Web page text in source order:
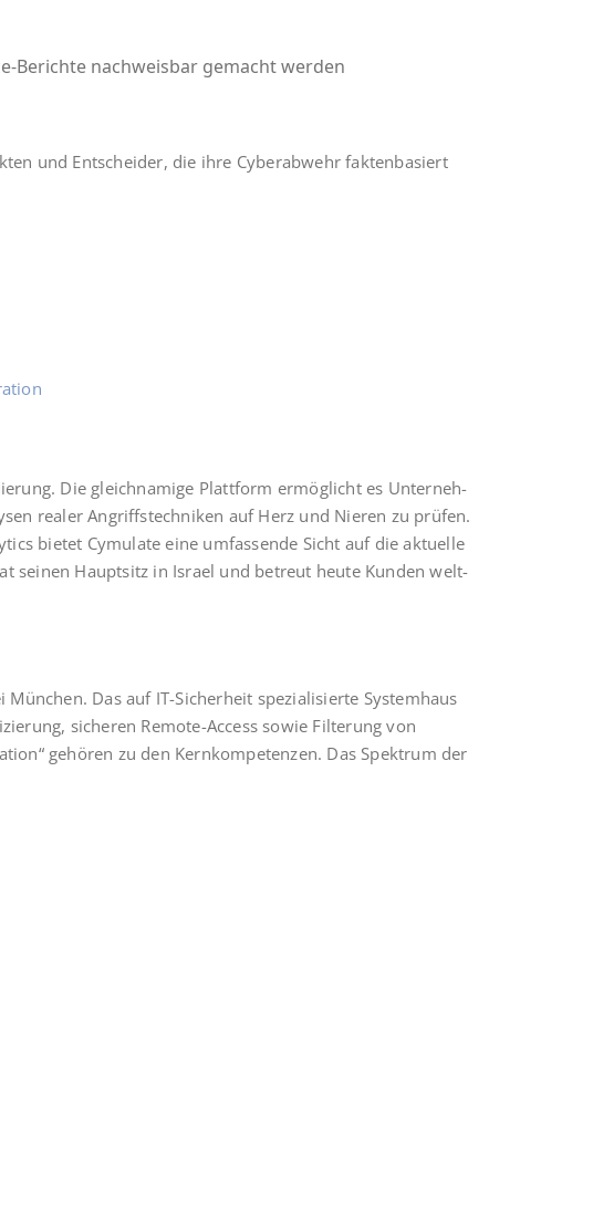
Berich­te nach­weis­bar gemacht werden
und Ent­schei­der, die ihre Cyber­ab­wehr fak­ten­ba­siert
Die gleich­na­mi­ge Platt­form ermög­licht es Unter­neh­
rea­ler Angriffs­tech­ni­ken auf Herz und Nie­ren zu prü­fen.
bie­tet Cymu­la­te eine umfas­sen­de Sicht auf die aktu­el­le
sei­nen Haupt­sitz in Isra­el und betreut heu­te Kun­den welt­
Das auf IT-Sicher­heit spe­zia­li­sier­te Sys­tem­haus
siche­ren Remo­te-Access sowie Fil­te­rung von
gehö­ren zu den Kern­kom­pe­ten­zen. Das Spek­trum der